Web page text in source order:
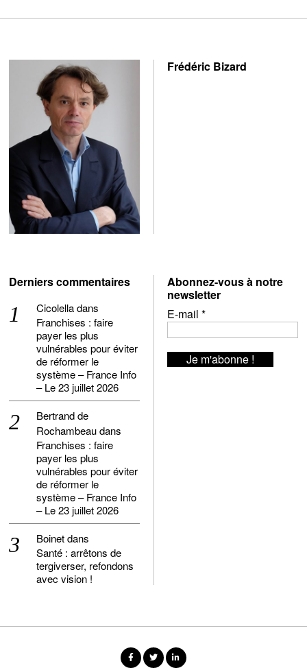
Frédéric Bizard
Derniers commentaires
Cicolelladans
Franchises : faire
payer les plus
vulnérables pour éviter
de réformer le
système – France Info
– Le 23 juillet 2026
Bertrand de
Rochambeaudans
Franchises : faire
payer les plus
vulnérables pour éviter
de réformer le
système – France Info
– Le 23 juillet 2026
Boinetdans
Santé : arrêtons de
tergiverser, refondons
avec vision !
Abonnez-vous à notre
newsletter
E-mail *